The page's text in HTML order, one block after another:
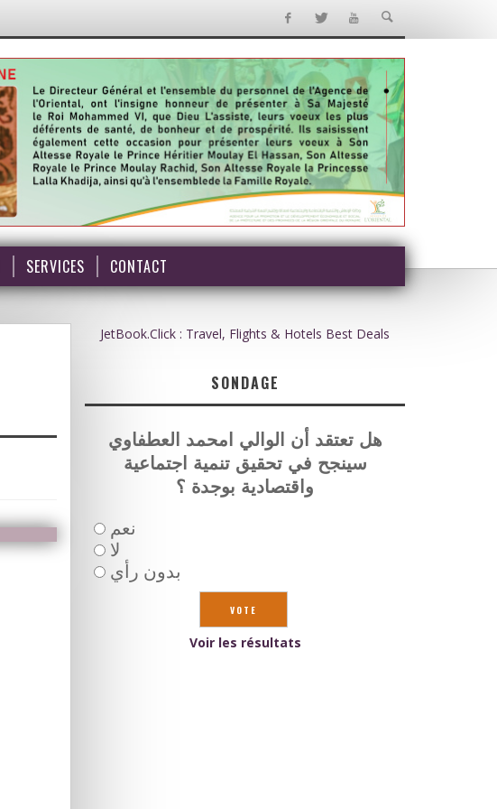
SERVICES CONTACT
JetBook.Click : Travel, Flights & Hotels Best Deals
SONDAGE
هل تعتقد أن الوالي امحمد العطفاوي
سينجح في تحقيق تنمية اجتماعية
واقتصادية بوجدة ؟
نعم
لا
بدون رأي
Voir les résultats